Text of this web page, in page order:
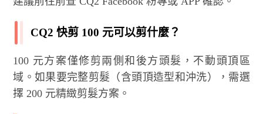
CQ2 快剪 100 元可以剪什麼？
100 元方案僅修剪兩側和後方頭髮，不動頭頂區
域。如果要完整剪髮（含頭頂造型和沖洗），需選
擇 200 元精緻剪髮方案。